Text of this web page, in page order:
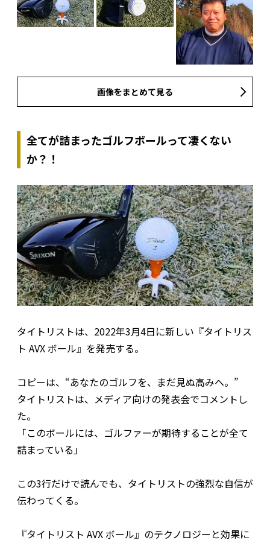
画像をまとめて見る
全てが詰まったゴルフボールって凄くない
か？！
タイトリストは、2022年3月4日に新しい『タイトリス
ト AVX ボール』を発売する。
コピーは、“あなたのゴルフを、まだ見ぬ高みへ。”
タイトリストは、メディア向けの発表会でコメントし
た。
「このボールには、ゴルファーが期待することが全て
詰まっている」
この3行だけで読んでも、タイトリストの強烈な自信が
伝わってくる。
『タイトリスト AVX ボール』のテクノロジーと効果に